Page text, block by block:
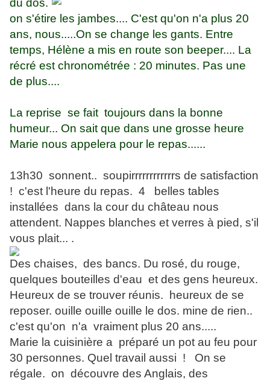
du dos.
on s'étire les jambes.... C'est qu'on n'a plus 20
ans, nous.....On se change les gants. Entre
temps, Hélène a mis en route son beeper.... La
récré est chronométrée : 20 minutes. Pas une
de plus....
La reprise se fait toujours dans la bonne
humeur... On sait que dans une grosse heure
Marie nous appelera pour le repas......
13h30 sonnent.. soupirrrrrrrrrrrrs de satisfaction
! c'est l'heure du repas. 4 belles tables
installées dans la cour du château nous
attendent. Nappes blanches et verres à pied, s'il
vous plait... .
Des chaises, des bancs. Du rosé, du rouge,
quelques bouteilles d'eau et des gens heureux.
Heureux de se trouver réunis. heureux de se
reposer. ouille ouille ouille le dos. mine de rien..
c'est qu'on n'a vraiment plus 20 ans.....
Marie la cuisinière a préparé un pot au feu pour
30 personnes. Quel travail aussi ! On se
régale. on découvre des Anglais, des